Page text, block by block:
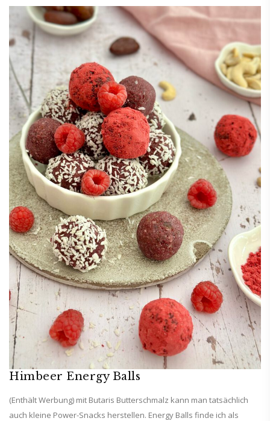
Himbeer Energy Balls
(Enthält Werbung) mit Butaris Butterschmalz kann man tatsächlich
auch kleine Power-Snacks herstellen. Energy Balls finde ich als